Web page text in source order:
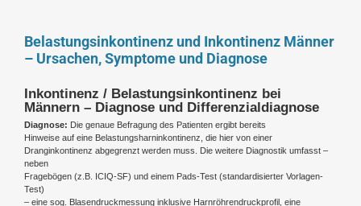
Belastungsinkontinenz und Inkontinenz Männer
– Ursachen, Symptome und Diagnose
Inkontinenz / Belastungsinkontinenz bei
Männern – Diagnose und Differenzialdiagnose
Diagnose: Die genaue Befragung des Patienten ergibt bereits
Hinweise auf eine Belastungsharninkontinenz, die hier von einer
Dranginkontinenz abgegrenzt werden muss. Die weitere Diagnostik umfasst –
neben
Fragebögen (z.B. ICIQ-SF) und einem Pads-Test (standardisierter Vorlagen-
Test)
– eine sog. Blasendruckmessung inklusive Harnröhrendruckprofil, eine